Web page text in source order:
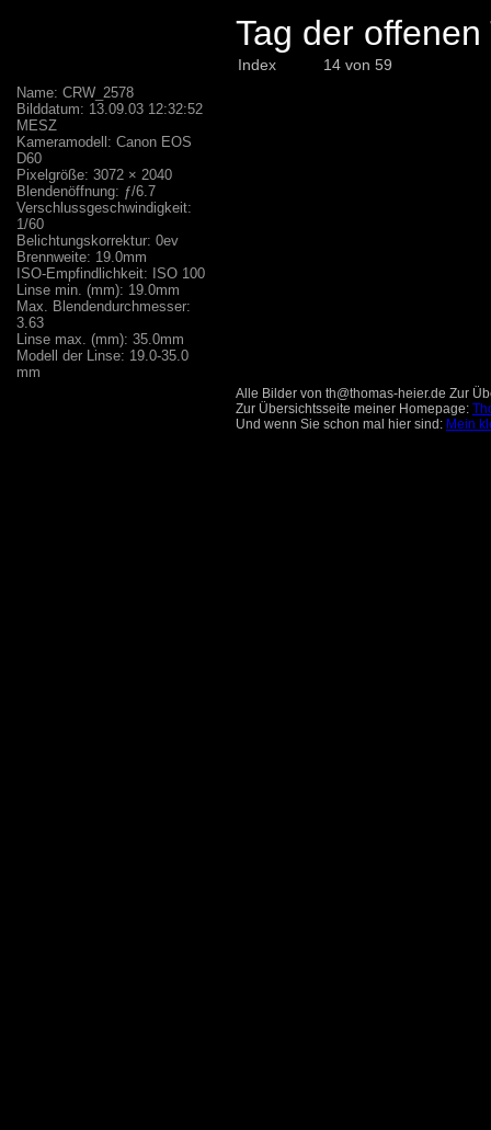
Tag der
Index 14 von 59
Name: CRW_2578
Bilddatum: 13.09.03 12:32:52
MESZ
Kameramodell: Canon EOS
D60
Pixelgröße: 3072 × 2040
Blendenöffnung: ƒ/6.7
Verschlussgeschwindigkeit:
1/60
Belichtungskorrektur: 0ev
Brennweite: 19.0mm
ISO-Empfindlichkeit: ISO 100
Linse min. (mm): 19.0mm
Max. Blendendurchmesser:
3.63
Linse max. (mm): 35.0mm
Modell der Linse: 19.0-35.0
mm
Alle Bilder von th@thomas-heier.de Zur
Zur Übersichtsseite meiner Homepage:
Und wenn Sie schon mal hier sind: Mein